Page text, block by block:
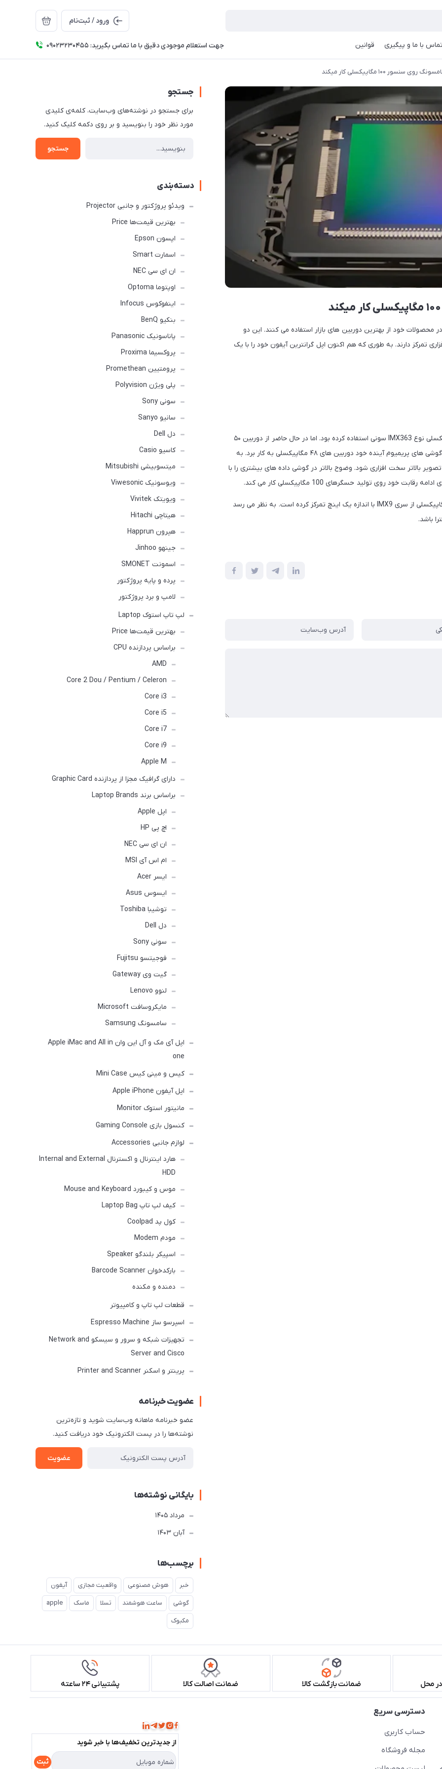
ورود / ثبت‌نام
تماس با ما و پیگیری قوانین جهت استعلام موجودی دقیق با ما تماس بگیرید: 09023230455
۱۰۰ مگاپیکسلی کار میکند
خود از بهترین دوربین های بازار استفاده می کنند. این دو
تمرکز دارند. به طوری که هم اکنون اپل گرانترین آیفون خود را با یک
از طرفی پیش از این گوگل در گوشی های خود از حسگر ۱۲.۲ مگاپیکسلی نوع IMX363 سونی استفاده کرده بود. اما در حال حاضر از دوربین ۵۰
مگاپیکسلی سامسونگ استفاده می کند. حتی اپل نیز قصد دارد در گوشی های پریمیوم آینده خود دوربین های ۴۸ مگاپیکسلی به کار برد. به
بالاتر سخت افزاری شود. وضوح بالاتر در گوشی داده های بیشتری را با
روی تولید حسگرهای 100 مگاپیکسلی کار می کند.
البته پیش از این نیز اعلام شده بود سونی روی یک دوربین 50 مگاپیکسلی از سری IMX9 با اندازه یک اینچ تمرکز کرده است. به نظر می رسد
جستجو
برای جستجو در نوشته‌های وب‌سایت، کلمه‌ی کلیدی
مورد نظر خود را بنویسید و بر روی دکمه کلیک کنید.
جستجو
دسته‌بندی
ویدئو پروژکتور و جانبی Projector
بهترین قیمت‌ها Price
اپسون Epson
اسمارت Smart
ان ای سی NEC
اوپتوما Optoma
اینفوکوس Infocus
بنکیو BenQ
پاناسونیک Panasonic
پروکسیما Proxima
پرومتیین Promethean
پلی ویژن Polyvision
سونی Sony
سانیو Sanyo
دل Dell
کاسیو Casio
میتسوبیشی Mitsubishi
ویوسونیک Viwesonic
ویویتک Vivitek
هیتاچی Hitachi
هپرون Happrun
جینهو Jinhoo
اسمونت SMONET
پرده و پایه پروژکتور
لامپ و برد پروژکتور
لپ تاپ استوک Laptop
بهترین قیمت‌ها Price
براساس پردازنده CPU
AMD
Core 2 Dou / Pentium / Celeron
Core i3
Core i5
Core i7
Core i9
Apple M
دارای گرافیک مجزا از پردازنده Graphic Card
براساس برند Laptop Brands
اپل Apple
اچ پی HP
ان ای سی NEC
ام اس آی MSI
ایسر Acer
ایسوس Asus
توشیبا Toshiba
دل Dell
سونی Sony
فوجیتسو Fujitsu
گیت وی Gateway
لنوو Lenovo
مایکروسافت Microsoft
سامسونگ Samsung
اپل آی مک و آل این وان Apple iMac and All in
one
کیس و مینی کیس Mini Case
اپل آیفون Apple iPhone
مانیتور استوک Monitor
کنسول بازی Gaming Console
لوازم جانبی Accessories
هارد اینترنال و اکسترنال Internal and External
HDD
موس و کیبورد Mouse and Keyboard
کیف لپ تاپ Laptop Bag
کول پد Coolpad
مودم Modem
اسپیکر بلندگو Speaker
بارکدخوان Barcode Scanner
دمنده و مکنده
قطعات لپ تاپ و کامپیوتر
اسپرسو ساز Espresso Machine
تجهیزات شبکه و سرور و سیسکو Network and
Server and Cisco
پرینتر و اسکنر Printer and Scanner
عضویت خبرنامه
عضو خبرنامه ماهانه وب‌سایت شوید و تازه‌ترین
نوشته‌ها را در پست الکترونیک خود دریافت کنید.
عضویت
بایگانی نوشته‌ها
مرداد 1405
آبان 1403
برچسب‌ها
خبر هوش مصنوعی واقعیت مجازی آیفون
گوشی ساعت هوشمند تسلا ماسک apple
مکبوک
محل ضمانت بازگشت کالا ضمانت اصالت کالا پشتیبانی ۲۴ ساعته
دسترسی سریع
حساب کاربری
مجله فروشگاه
از جدید‌ترین تخفیف‌ها با‌ خبر شوید
ثبت